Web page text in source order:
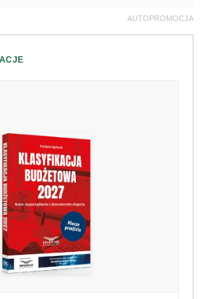
AUTOPROMOCJA